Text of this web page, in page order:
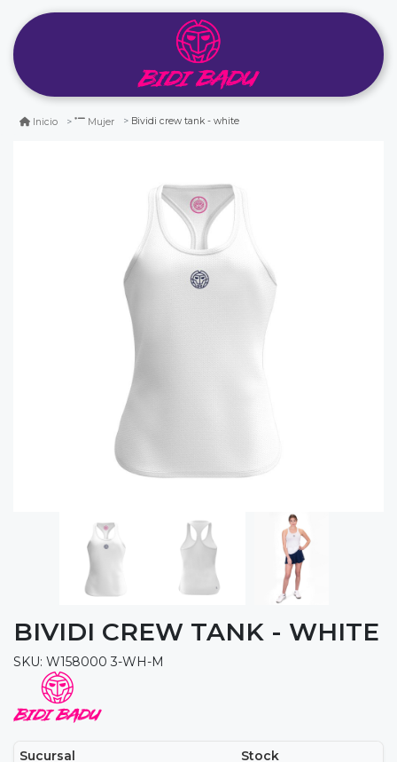
Inicio Mujer Bividi crew tank - white
BIVIDI CREW TANK - WHITE
SKU: W158000 3-WH-M
Sucursal Stock